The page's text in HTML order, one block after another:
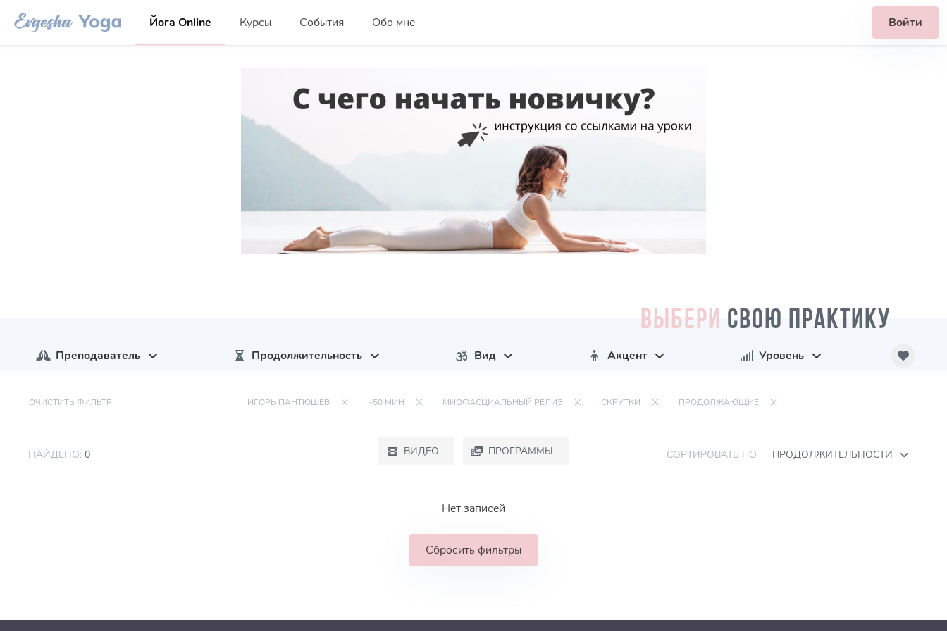
Йога Online Курсы События Обо мне Войти
ВЫБЕРИ СВОЮ ПРАКТИКУ
Преподаватель Продолжительность Вид Акцент Уровень
ОЧИСТИТЬ ФИЛЬТР ИГОРЬ ПАНТЮШЕВ ~50 МИН МИОФАСЦИАЛЬНЫЙ РЕЛИЗ СКРУТКИ ПРОДОЛЖАЮЩИЕ
НАЙДЕНО: 0 ВИДЕО ПРОГРАММЫ СОРТИРОВАТЬ ПО ПРОДОЛЖИТЕЛЬНОСТИ
Нет записей
Сбросить фильтры